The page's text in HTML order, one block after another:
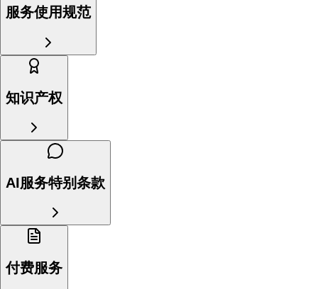
服务使用规范
知识产权
AI服务特别条款
付费服务